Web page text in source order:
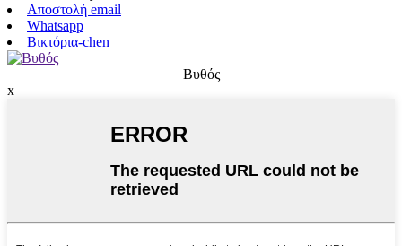
Αποστολή email
Whatsapp
Βικτόρια-chen
Βυθός
x